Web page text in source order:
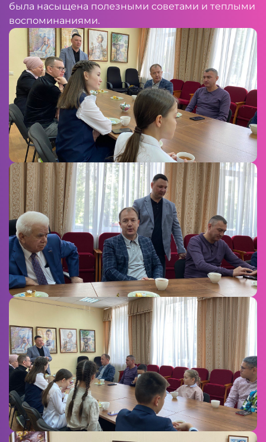
была насыщена полезными советами и теплыми
воспоминаниями.